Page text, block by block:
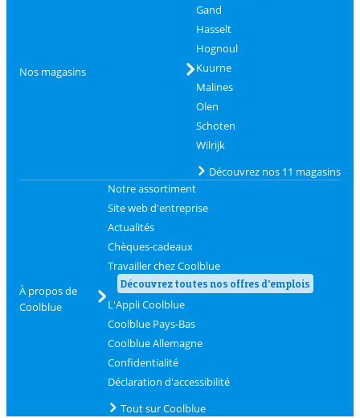
Nos magasins
Gand
Hasselt
Hognoul
Kuurne
Malines
Olen
Schoten
Wilrijk
Découvrez nos 11 magasins
À propos de
Coolblue
Notre assortiment
Site web d'entreprise
Actualités
Chèques-cadeaux
Travailler chez Coolblue
Découvrez toutes nos offres d'emplois
L'Appli Coolblue
Coolblue Pays-Bas
Coolblue Allemagne
Confidentialité
Déclaration d'accessibilité
Tout sur Coolblue